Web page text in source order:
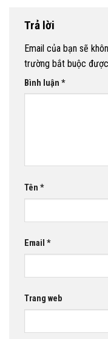
Trả lời
Email của bạn sẽ
trường bắt buộc
Bình luận *
Tên *
Email *
Trang web